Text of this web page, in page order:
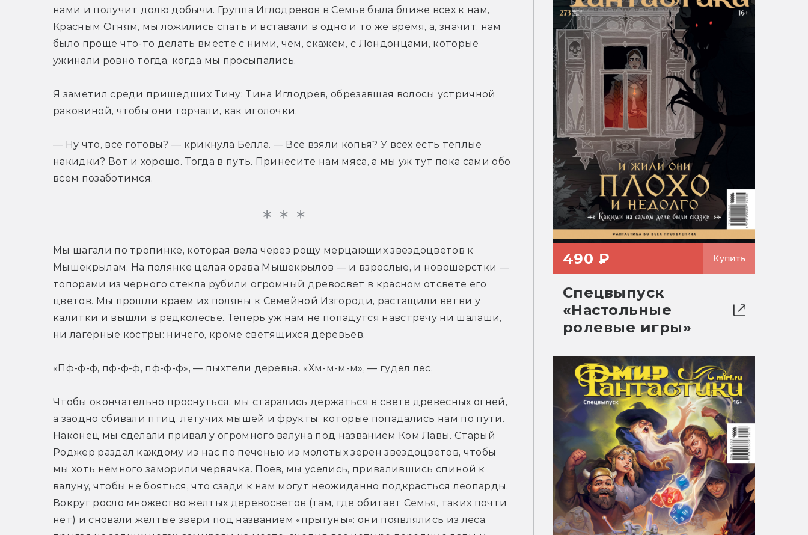
нами и получит долю добычи. Группа Иглодревов в Семье была ближе всех к нам,
Красным Огням, мы ложились спать и вставали в одно и то же время, а, значит, нам
было проще что-то делать вместе с ними, чем, скажем, с Лондонцами, которые
ужинали ровно тогда, когда мы просыпались.
Я заметил среди пришедших Тину: Тина Иглодрев, обрезавшая волосы устричной
раковиной, чтобы они торчали, как иголочки.
— Ну что, все готовы? — крикнула Белла. — Все взяли копья? У всех есть теплые
накидки? Вот и хорошо. Тогда в путь. Принесите нам мяса, а мы уж тут пока сами обо
всем позаботимся.
Мы шагали по тропинке, которая вела через рощу мерцающих звездоцветов к
Мышекрылам. На полянке целая орава Мышекрылов — и взрослые, и новошерстки —
топорами из черного стекла рубили огромный древосвет в красном отсвете его
цветов. Мы прошли краем их поляны к Семейной Изгороди, растащили ветви у
калитки и вышли в редколесье. Теперь уж нам не попадутся навстречу ни шалаши,
ни лагерные костры: ничего, кроме светящихся деревьев.
«Пф-ф-ф, пф-ф-ф, пф-ф-ф», — пыхтели деревья. «Хм-м-м-м», — гудел лес.
Чтобы окончательно проснуться, мы старались держаться в свете древесных огней,
а заодно сбивали птиц, летучих мышей и фрукты, которые попадались нам по пути.
Наконец мы сделали привал у огромного валуна под названием Ком Лавы. Старый
Роджер раздал каждому из нас по печенью из молотых зерен звездоцветов, чтобы
мы хоть немного заморили червячка. Поев, мы уселись, привалившись спиной к
валуну, чтобы не бояться, что сзади к нам могут неожиданно подкрасться леопарды.
Вокруг росло множество желтых деревосветов (там, где обитает Семья, таких почти
нет) и сновали желтые звери под названием «прыгуны»: они появлялись из леса,
490 ₽ Купить
Спецвыпуск
«Настольные
ролевые игры»